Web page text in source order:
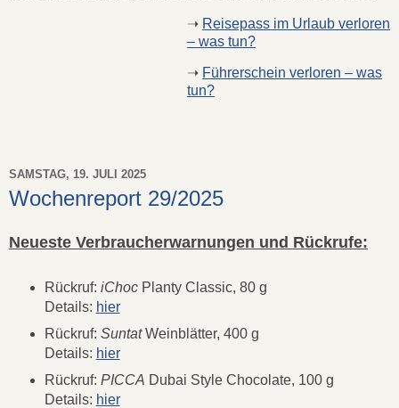
➝ Reisepass im Urlaub verloren
– was tun?
➝ Führerschein verloren – was
tun?
SAMSTAG, 19. JULI 2025
Wochenreport 29/2025
Neueste Verbraucherwarnungen und Rückrufe:
Rückruf: iChoc Planty Classic, 80 g
Details: hier
Rückruf: SuntatWeinblätter, 400 g
Details: hier
Rückruf: PICCA Dubai Style Chocolate, 100 g
Details: hier